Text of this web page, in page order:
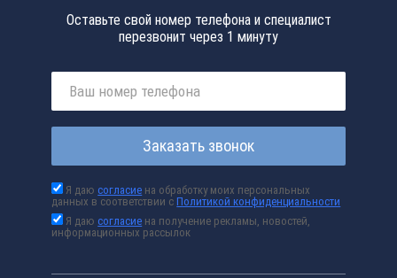
Оставьте свой номер телефона и специалист
перезвонит через 1 минуту
Заказать звонок
Я даюсогласие на обработку моих персональных
данных в соответствии сПолитикой конфиденциальности
Я даюсогласие на получение рекламы, новостей,
информационных рассылок